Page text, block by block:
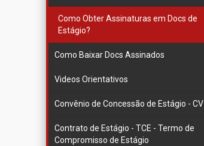
Como Obter Assinaturas em Docs de
Estágio?
Como Baixar Docs Assinados
Videos Orientativos
Convênio de Concessão de Estágio - CV
Contrato de Estágio - TCE - Termo de
Compromisso de Estágio